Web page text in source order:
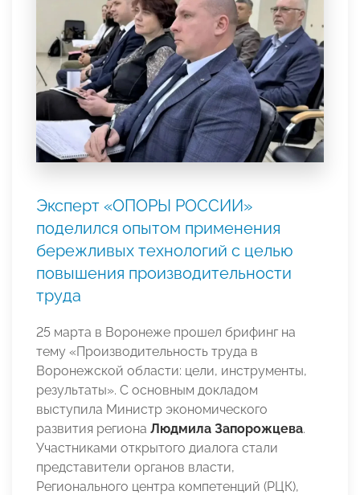
Эксперт «ОПОРЫ РОССИИ»
поделился опытом применения
бережливых технологий с целью
повышения производительности
труда
25 марта в Воронеже прошел брифинг на
тему «Производительность труда в
Воронежской области: цели, инструменты,
результаты». С основным докладом
выступила Министр экономического
развития региона Людмила Запорожцева.
Участниками открытого диалога стали
представители органов власти,
Регионального центра компетенций (РЦК),